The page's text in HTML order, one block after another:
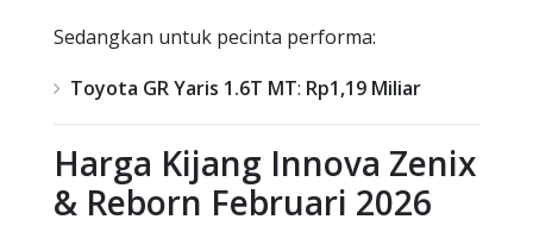
Sedangkan untuk pecinta performa:
Toyota GR Yaris 1.6T MT: Rp1,19 Miliar
Harga Kijang Innova Zenix
& Reborn Februari 2026